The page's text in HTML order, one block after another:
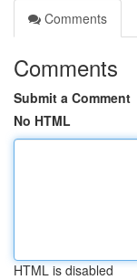
Comments
Comments
Submit a Comment
No HTML
HTML is disabled